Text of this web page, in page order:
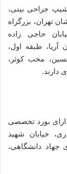
جراحی بینی،
تهران، بزرگراه
حاجی زاده
طبقه اول،
حسین، محب کوثر،
دارند.
بورد تخصصی
خیابان شهید
جهاد دانشگاهی،